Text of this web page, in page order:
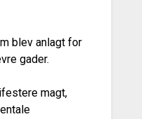
blev anlagt for
gader.
magt,